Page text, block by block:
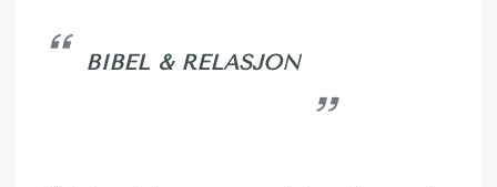
BIBEL & RELASJON